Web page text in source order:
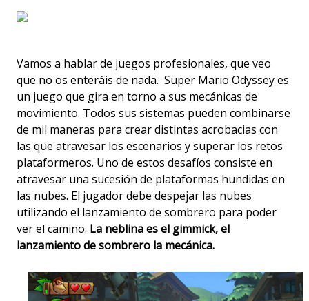
Vamos a hablar de juegos profesionales, que veo
que no os enteráis de nada. Super Mario Odyssey es
un juego que gira en torno a sus mecánicas de
movimiento. Todos sus sistemas pueden combinarse
de mil maneras para crear distintas acrobacias con
las que atravesar los escenarios y superar los retos
plataformeros. Uno de estos desafíos consiste en
atravesar una sucesión de plataformas hundidas en
las nubes. El jugador debe despejar las nubes
utilizando el lanzamiento de sombrero para poder
ver el camino. La neblina es el gimmick, el
lanzamiento de sombrero la mecánica.